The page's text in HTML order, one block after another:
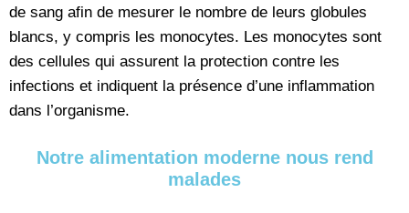
de sang afin de mesurer le nombre de leurs globules
blancs, y compris les monocytes. Les monocytes sont
des cellules qui assurent la protection contre les
infections et indiquent la présence d’une inflammation
dans l’organisme.
Notre alimentation moderne nous rend
malades